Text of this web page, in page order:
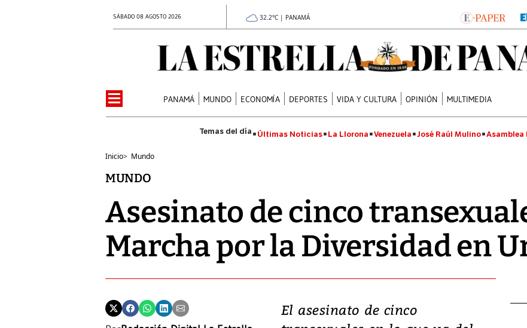
SÁBADO 08 AGOSTO 2026 32.2°C | PANAMÁ
PANAMÁ MUNDO ECONOMÍA DEPORTES VIDA Y CULTURA OPINIÓN MULTIMEDIA
Últimas Noticias La Llorona Venezuela José Raúl Mulino Asamblea
Inicio> Mundo
MUNDO
Asesinato de cinco
Marcha por la Diversidad en
El asesinato de cinco